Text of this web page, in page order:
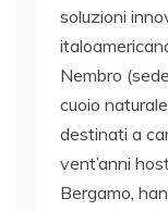
soluzioni
Nembro
cuoio
destinati a
vent’anni
Bergamo,